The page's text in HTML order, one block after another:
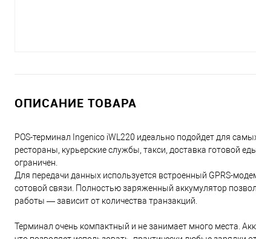
ОПИСАНИЕ ТОВАРА
POS-терминал Ingenico iWL220 идеально подойдет для
рестораны, курьерские службы, такси, доставка готовой
ограничен.
Для передачи данных используется встроенный GPRS-
сотовой связи. Полностью заряженный аккумулятор
работы — зависит от количества транзакций.
Терминал очень компактный и не занимает много места.